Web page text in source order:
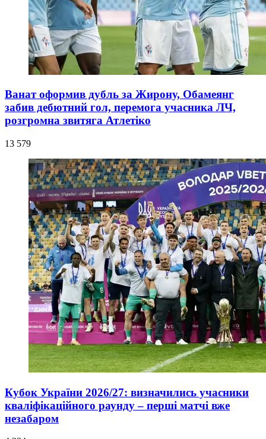
Ванат оформив дубль за Жирону, Обамеянг
забив дебютний гол, перемога учасника ЛЧ,
розгромна звитяга Атлетіко
13 579
Кубок України 2026/27: визначились учасники
кваліфікаційного раунду – перші матчі вже
незабаром